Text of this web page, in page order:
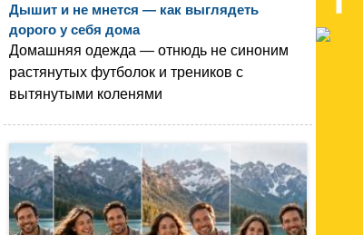
Дышит и не мнется — как выглядеть
дорого у себя дома
Домашняя одежда — отнюдь не синоним
растянутых футболок и треников с
вытянутыми коленями